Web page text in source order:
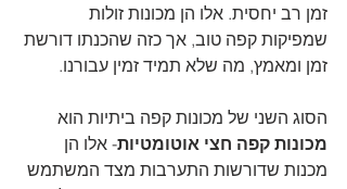
זמן רב יחסית. אלו הן מכונות זולות
שמפיקות קפה טוב, אך כזה שהכנתו דורשת
זמן ומאמץ, מה שלא תמיד זמין עבורנו.
הסוג השני של מכונות קפה ביתיות הוא
מכונות קפה חצי אוטומטיות- אלו הן
מכנות שדורשות התערבות מצד המשתמש